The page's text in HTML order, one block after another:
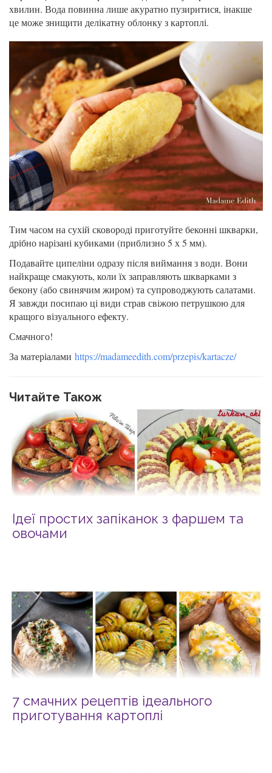
хвилин. Вода повинна лише акуратно пузиритися, інакше
це може знищити делікатну облонку з картоплі.
Тим часом на сухій сковороді приготуйте беконні шкварки,
дрібно нарізані кубиками (приблизно 5 х 5 мм).
Подавайте ципеліни одразу після виймання з води. Вони
найкраще смакують, коли їх заправляють шкварками з
бекону (або свинячим жиром) та супроводжують салатами.
Я завжди посипаю ці види страв свіжою петрушкою для
кращого візуального ефекту.
Смачного!
За матеріалами https://madameedith.com/przepis/kartacze/
Читайте Також
Ідеї простих запіканок з фаршем та
овочами
7 смачних рецептів ідеального
приготування картоплі